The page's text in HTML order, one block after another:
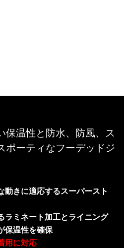
保温性と防水、防風、ス
ポーティなフーデッドジ
動きに適応するスーパースト
ラミネート加工とライニング
保温性を確保
用に対応